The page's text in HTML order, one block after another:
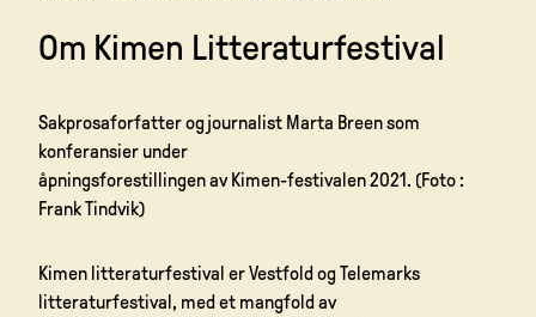
Om Kimen Litteraturfestival
Sakprosaforfatter og journalist Marta Breen som
konferansier under
åpningsforestillingen av Kimen-festivalen 2021. (Foto :
Frank Tindvik)
Kimen litteraturfestival er Vestfold og Telemarks
litteraturfestival, med et mangfold av